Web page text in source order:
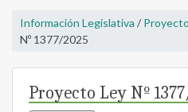
Información Legislativa /
Nº 1377/2025
Proyecto Ley Nº